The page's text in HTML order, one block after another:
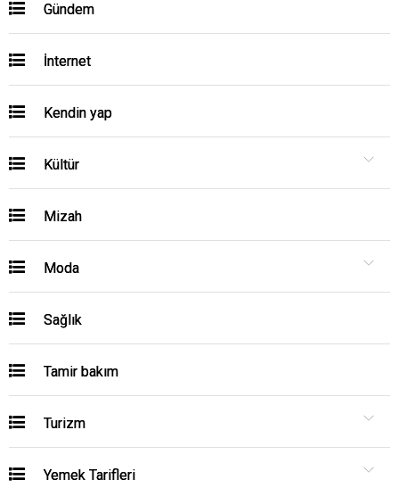
Gündem
İnternet
Kendin yap
Kültür
Mizah
Moda
Sağlık
Tamir bakım
Turizm
Yemek Tarifleri